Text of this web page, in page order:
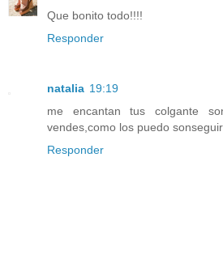
Que bonito todo!!!!
Responder
natalia 19:19
me encantan tus colgante
vendes,como los puedo
Responder